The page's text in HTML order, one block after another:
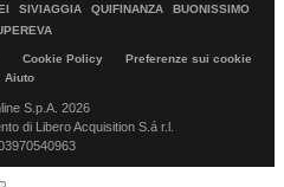
SIVIAGGIA QUIFINANZA
BUONISSIMO
Cookie Policy
Preferenze sui cookie
Aiuto
S.p.A. 2026
di Libero Acquisition S.á r.l.